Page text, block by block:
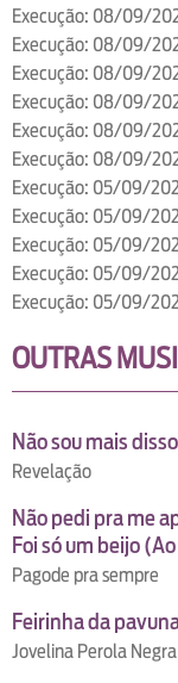
Execução: 08/09/
Execução: 08/09/
Execução: 08/09/
Execução: 08/09/
Execução: 08/09/
Execução: 08/09/
Execução: 05/09/
Execução: 05/09/
Execução: 05/09/
Execução: 05/09/
Execução: 05/09/
OUTRAS
Não sou mais
Revelação
Não pedi pra me
Foi só um beijo
Pagode pra sempre
Feirinha da
Jovelina Perola Negra